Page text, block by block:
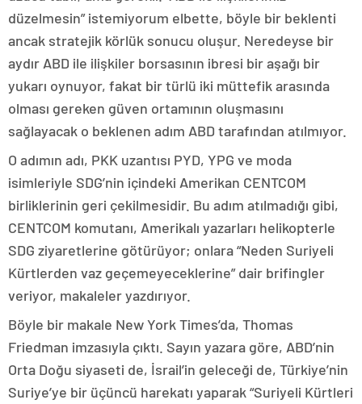
düzelmesin” istemiyorum elbette, böyle bir beklenti
ancak stratejik körlük sonucu oluşur. Neredeyse bir
aydır ABD ile ilişkiler borsasının ibresi bir aşağı bir
yukarı oynuyor, fakat bir türlü iki müttefik arasında
olması gereken güven ortamının oluşmasını
sağlayacak o beklenen adım ABD tarafından atılmıyor.
O adımın adı, PKK uzantısı PYD, YPG ve moda
isimleriyle SDG’nin içindeki Amerikan CENTCOM
birliklerinin geri çekilmesidir. Bu adım atılmadığı gibi,
CENTCOM komutanı, Amerikalı yazarları helikopterle
SDG ziyaretlerine götürüyor; onlara “Neden Suriyeli
Kürtlerden vaz geçemeyeceklerine” dair brifingler
veriyor, makaleler yazdırıyor.
Böyle bir makale New York Times’da, Thomas
Friedman imzasıyla çıktı. Sayın yazara göre, ABD’nin
Orta Doğu siyaseti de, İsrail’in geleceği de, Türkiye’nin
Suriye’ye bir üçüncü harekatı yaparak “Suriyeli Kürtleri